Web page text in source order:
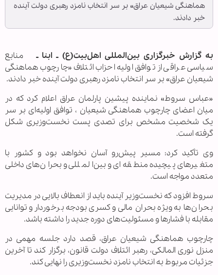
هماهنگی شیعیان عراق» بر سر انتخاب نامزد رهبری دولت آینده
خبر دادند.
به گزارش خبرگزاری بین‌المللی اهل‌بیت(ع) ـ ابنا ـ
منابع
سیاسی عراقی از توافق اولیه احزاب ائتلاف «چارچوب هماهنگی
شیعیان عراق» بر سر انتخاب نامزد رهبری دولت آینده خبر دادند.
«عباس سروط» نماینده پیشین پارلمان عراق اعلام کرد که در
میان اعضای چارچوب هماهنگی شیعیان ، توافق اولیه‌ای بر سر
یک شخصیت مشخص برای تصدی پست نخست‌وزیری شکل
گرفته است.
وی تأکید کرد: مسیر پیش‌رو آسان نخواهد بود و کشور با
متغیرهای پیچیده منطقه‌ای و بین‌المللی و بحران‌های داخلی
متعدد مواجه است.
سروط افزود که نخست‌وزیر آینده باید از انعطاف بالایی در مدیریت
بحران‌ها به ویژه بحران مالی و کسری بودجه برخوردار و توانایی
مقابله با فشارها و مسئولیت‌های دوره جدید را داشته باشد.
چارچوب هماهنگی شیعیان عراق، قصد دارد جلسه مهمی در
منزل نوری المالکی، رهبر ائتلاف دولت قانون، برگزار کند تا آخرین
جزئیات مربوط به انتخاب نامزد نخست‌وزیری را نهایی کند.